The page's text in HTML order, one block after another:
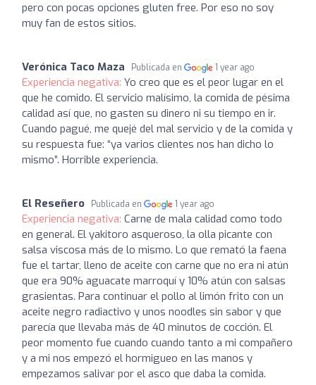
pero con pocas opciones gluten free. Por eso no soy
muy fan de estos sitios.
Verónica Taco Maza Publicada en 1 year ago
Experiencia negativa: Yo creo que es el peor lugar en el
que he comido. El servicio malísimo, la comida de pésima
calidad así que, no gasten su dinero ni su tiempo en ir.
Cuando pagué, me quejé del mal servicio y de la comida y
su respuesta fue: “ya varios clientes nos han dicho lo
mismo”. Horrible experiencia.
El Reseñero Publicada en 1 year ago
Experiencia negativa: Carne de mala calidad como todo
en general. El yakitoro asqueroso, la olla picante con
salsa viscosa más de lo mismo. Lo que remató la faena
fue el tartar, lleno de aceite con carne que no era ni atún
que era 90% aguacate marroquí y 10% atún con salsas
grasientas. Para continuar el pollo al limón frito con un
aceite negro radiactivo y unos noodles sin sabor y que
parecía que llevaba más de 40 minutos de cocción. El
peor momento fue cuando cuando tanto a mi compañero
y a mi nos empezó el hormigueo en las manos y
empezamos salivar por el asco que daba la comida.